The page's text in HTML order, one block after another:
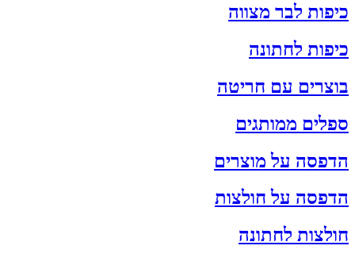
כיפות לבר מצווה
כיפות לחתונה
בוצרים עם חריטה
ספלים ממותגים
הדפסה על מוצרים
הדפסה על חולצות
חולצות לחתונה